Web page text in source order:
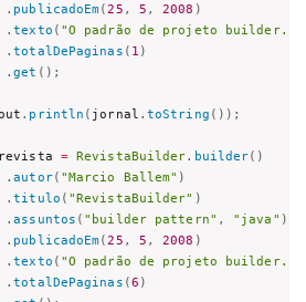
. publicadoEm(25 , 5 , 2008 )
.texto ( "O padrão de projeto
.totalDePaginas ( 1 )
.get ( ) ;
. println ( jornal . toString ( ) ) ;
= RevistaBuilder. builder( )
.autor( "Marcio Ballem" )
.titulo ( "RevistaBuilder" )
.assuntos ( "builder pattern" , "java" )
. publicadoEm(25 , 5 , 2008 )
.texto ( "O padrão de projeto
.totalDePaginas (6 )